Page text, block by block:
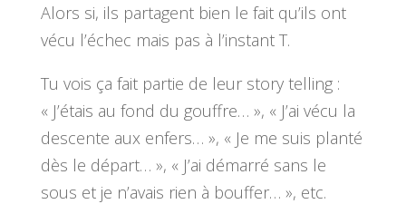
Alors si, ils partagent bien le fait qu’ils ont
vécu l’échec mais pas à l’instant T.
Tu vois ça fait partie de leur story telling :
« J’étais au fond du gouffre… », « J’ai vécu la
descente aux enfers… », « Je me suis planté
dès le départ… », « J’ai démarré sans le
sous et je n’avais rien à bouffer… », etc.